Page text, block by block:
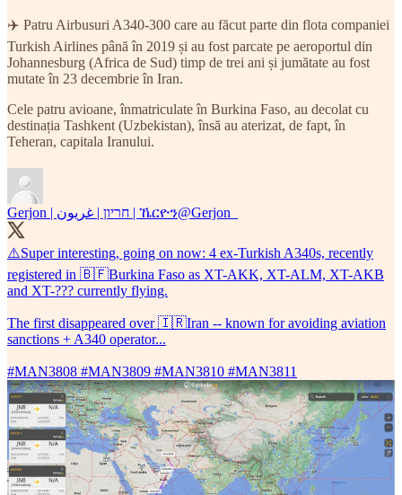
✈️ Patru Airbusuri A340-300 care au făcut parte din flota companiei
Turkish Airlines până în 2019 și au fost parcate pe aeroportul din
Johannesburg (Africa de Sud) timp de trei ani și jumătate au fost
mutate în 23 decembrie în Iran.
Cele patru avioane, înmatriculate în Burkina Faso, au decolat cu
destinația Tashkent (Uzbekistan), însă au aterizat, de fapt, în
Teheran, capitala Iranului.
Gerjon | חריון | غريون | ኼርዮን@Gerjon_
⚠️Super interesting, going on now: 4 ex-Turkish A340s, recently
registered in 🇧🇫Burkina Faso as XT-AKK, XT-ALM, XT-AKB
and XT-??? currently flying.
The first disappeared over 🇮🇷Iran -- known for avoiding aviation
sanctions + A340 operator...
#MAN3808 #MAN3809 #MAN3810 #MAN3811